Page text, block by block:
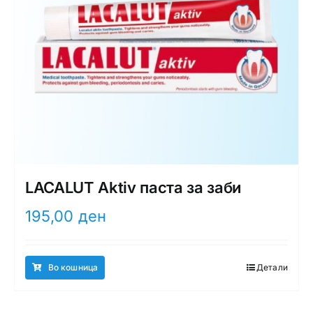
LACALUT Aktiv паста за заби
195,00 ден
Во кошница Детали